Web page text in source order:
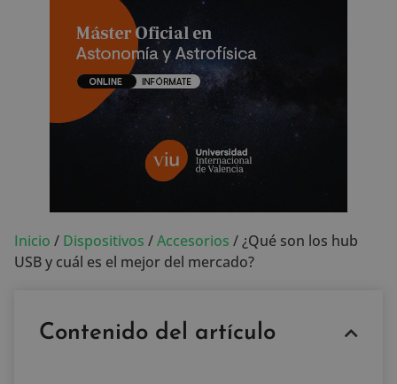
Inicio / Dispositivos /Accesorios /¿Qué son los hub
USB y cuál es el mejor del mercado?
Contenido del artículo